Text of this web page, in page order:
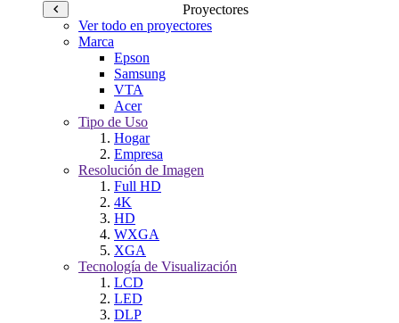
Proyectores
Ver todo en proyectores
Marca
Epson
Samsung
VTA
Acer
Tipo de Uso
Hogar
Empresa
Resolución de Imagen
Full HD
4K
HD
WXGA
XGA
Tecnología de Visualización
LCD
LED
DLP